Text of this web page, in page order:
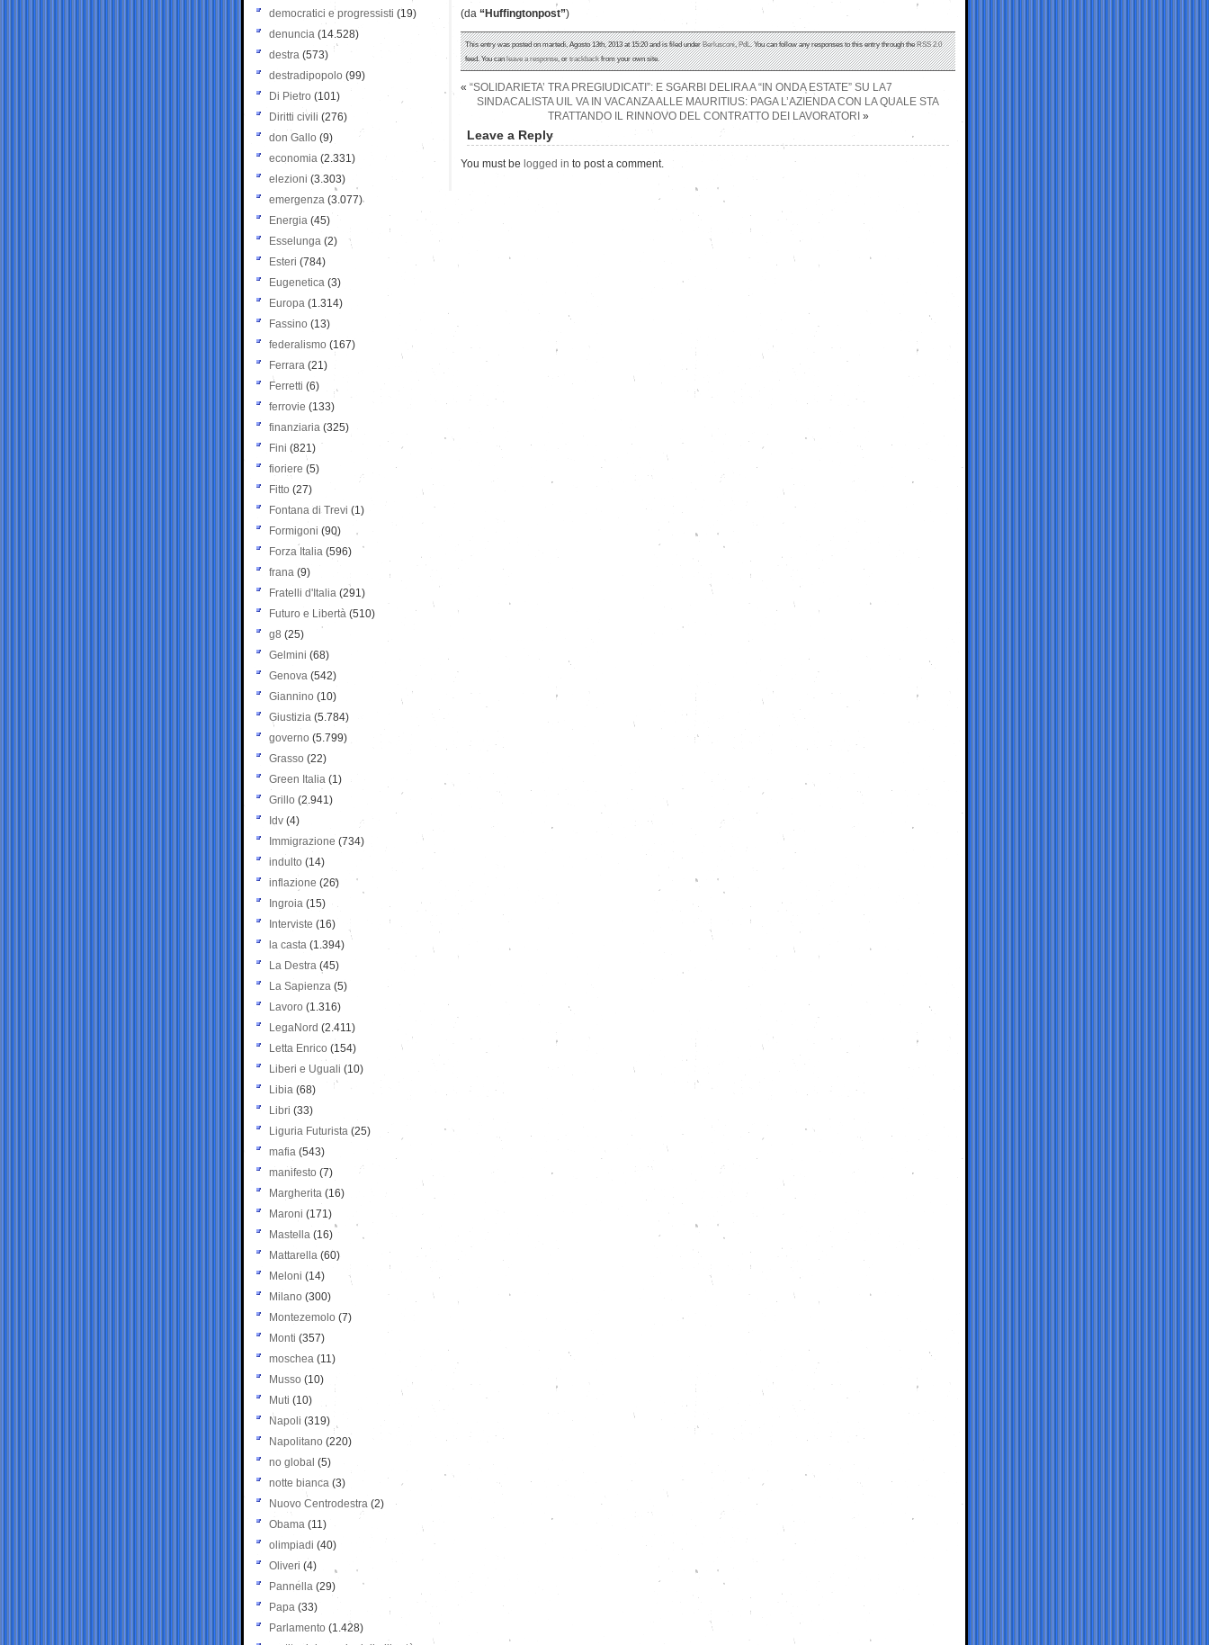
(da “Huffingtonpost”)
This entry was posted on martedì, Agosto 13th, 2013 at 15:20 and is filed underBerlusconi,PdL. You can follow any responses to this entry through theRSS 2.0
feed. You canleave a response, ortrackbackfrom your own site.
« “SOLIDARIETA’ TRA PREGIUDICATI”: E SGARBI DELIRA A “IN ONDA ESTATE” SU LA7
SINDACALISTA UIL VA IN VACANZA ALLE MAURITIUS: PAGA L’AZIENDA CON LA QUALE STA
TRATTANDO IL RINNOVO DEL CONTRATTO DEI LAVORATORI »
Leave a Reply
You must be logged in to post a comment.
democratici e progressisti (19)
denuncia (14.528)
destra (573)
destradipopolo (99)
Di Pietro (101)
Diritti civili (276)
don Gallo (9)
economia (2.331)
elezioni (3.303)
emergenza (3.077)
Energia (45)
Esselunga (2)
Esteri (784)
Eugenetica (3)
Europa (1.314)
Fassino (13)
federalismo (167)
Ferrara (21)
Ferretti (6)
ferrovie (133)
finanziaria (325)
Fini (821)
fioriere (5)
Fitto (27)
Fontana di Trevi (1)
Formigoni (90)
Forza Italia (596)
frana (9)
Fratelli d'Italia (291)
Futuro e Libertà (510)
g8 (25)
Gelmini (68)
Genova (542)
Giannino (10)
Giustizia (5.784)
governo (5.799)
Grasso (22)
Green Italia (1)
Grillo (2.941)
Idv (4)
Immigrazione (734)
indulto (14)
inflazione (26)
Ingroia (15)
Interviste (16)
la casta (1.394)
La Destra (45)
La Sapienza (5)
Lavoro (1.316)
LegaNord (2.411)
Letta Enrico (154)
Liberi e Uguali (10)
Libia (68)
Libri (33)
Liguria Futurista (25)
mafia (543)
manifesto (7)
Margherita (16)
Maroni (171)
Mastella (16)
Mattarella (60)
Meloni (14)
Milano (300)
Montezemolo (7)
Monti (357)
moschea (11)
Musso (10)
Muti (10)
Napoli (319)
Napolitano (220)
no global (5)
notte bianca (3)
Nuovo Centrodestra (2)
Obama (11)
olimpiadi (40)
Oliveri (4)
Pannella (29)
Papa (33)
Parlamento (1.428)